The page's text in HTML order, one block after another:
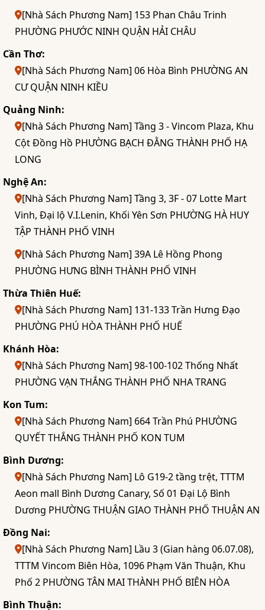
[Nhà Sách Phương Nam] 153 Phan Châu Trinh
PHƯỜNG PHƯỚC NINH QUẬN HẢI CHÂU
Cần Thơ:
[Nhà Sách Phương Nam] 06 Hòa Bình PHƯỜNG AN
CƯ QUẬN NINH KIỀU
Quảng Ninh:
[Nhà Sách Phương Nam] Tầng 3 - Vincom Plaza, Khu
Cột Đồng Hồ PHƯỜNG BẠCH ĐẰNG THÀNH PHỐ HẠ
LONG
Nghệ An:
[Nhà Sách Phương Nam] Tầng 3, 3F - 07 Lotte Mart
Vinh, Đại lộ V.I.Lenin, Khối Yên Sơn PHƯỜNG HÀ HUY
TẬP THÀNH PHỐ VINH
[Nhà Sách Phương Nam] 39A Lê Hồng Phong
PHƯỜNG HƯNG BÌNH THÀNH PHỐ VINH
Thừa Thiên Huế:
[Nhà Sách Phương Nam] 131-133 Trần Hưng Đạo
PHƯỜNG PHÚ HÒA THÀNH PHỐ HUẾ
Khánh Hòa:
[Nhà Sách Phương Nam] 98-100-102 Thống Nhất
PHƯỜNG VẠN THẮNG THÀNH PHỐ NHA TRANG
Kon Tum:
[Nhà Sách Phương Nam] 664 Trần Phú PHƯỜNG
QUYẾT THẮNG THÀNH PHỐ KON TUM
Bình Dương:
[Nhà Sách Phương Nam] Lô G19-2 tầng trệt, TTTM
Aeon mall Bình Dương Canary, Số 01 Đại Lộ Bình
Dương PHƯỜNG THUẬN GIAO THÀNH PHỐ THUẬN AN
Đồng Nai:
[Nhà Sách Phương Nam] Lầu 3 (Gian hàng 06.07.08),
TTTM Vincom Biên Hòa, 1096 Phạm Văn Thuận, Khu
Phố 2 PHƯỜNG TÂN MAI THÀNH PHỐ BIÊN HÒA
Bình Thuận: